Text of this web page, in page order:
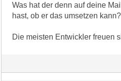
Was hat der denn auf deine
hast, ob er das umsetzen kann?
Die meisten Entwickler freuen